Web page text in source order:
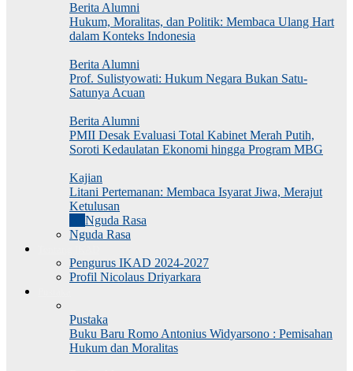
Berita Alumni
Hukum, Moralitas, dan Politik: Membaca Ulang Hart
dalam Konteks Indonesia
Berita Alumni
Prof. Sulistyowati: Hukum Negara Bukan Satu-
Satunya Acuan
Berita Alumni
PMII Desak Evaluasi Total Kabinet Merah Putih,
Soroti Kedaulatan Ekonomi hingga Program MBG
Kajian
Litani Pertemanan: Membaca Isyarat Jiwa, Merajut
Ketulusan
Nguda Rasa
Nguda Rasa
Pengurus IKAD 2024-2027
Profil Nicolaus Driyarkara
Pustaka
Buku Baru Romo Antonius Widyarsono : Pemisahan
Hukum dan Moralitas